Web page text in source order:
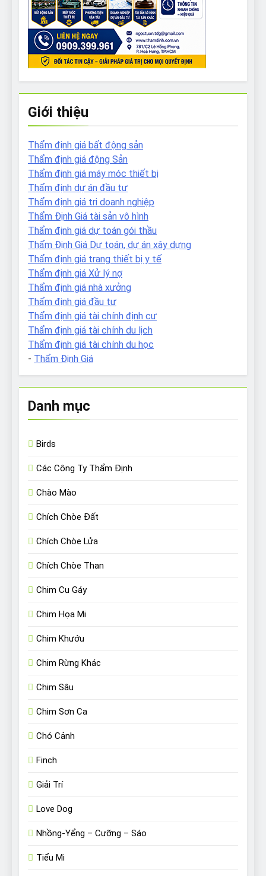
Giới thiệu
Thẩm định giá bất động sản
Thẩm định giá động Sản
Thẩm định giá máy móc thiết bị
Thẩm định dự án đầu tư
Thẩm định giá tri doanh nghiệp
Thẩm Định Giá tài sản vô hình
Thẩm định giá dự toán gói thầu
Thẩm Định Giá Dự toán, dự án xây dựng
Thẩm định giá trang thiết bị y tế
Thẩm định giá Xử lý nợ
Thẩm định giá nhà xưởng
Thẩm định giá đầu tư
Thẩm định giá tài chính định cư
Thẩm định giá tài chính du lịch
Thẩm định giá tài chính du học
- Thẩm Định Giá
Danh mục
Birds
Các Công Ty Thẩm Định
Chào Mào
Chích Chòe Đất
Chích Chòe Lửa
Chích Chòe Than
Chim Cu Gáy
Chim Họa Mi
Chim Khướu
Chim Rừng Khác
Chim Sâu
Chim Sơn Ca
Chó Cảnh
Finch
Giải Trí
Love Dog
Nhồng-Yểng – Cưỡng – Sáo
Tiểu Mi